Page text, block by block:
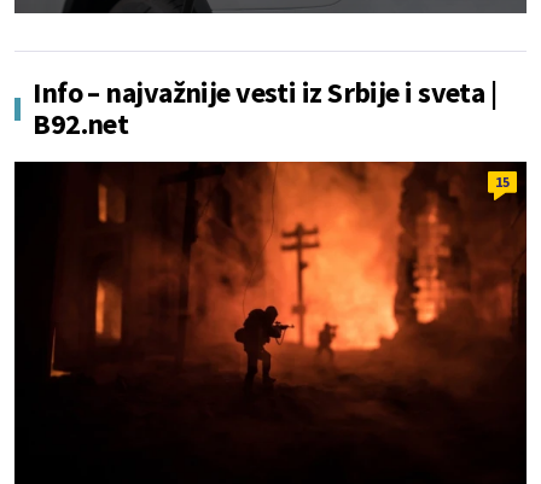
Info – najvažnije vesti iz Srbije i sveta |
B92.net
15